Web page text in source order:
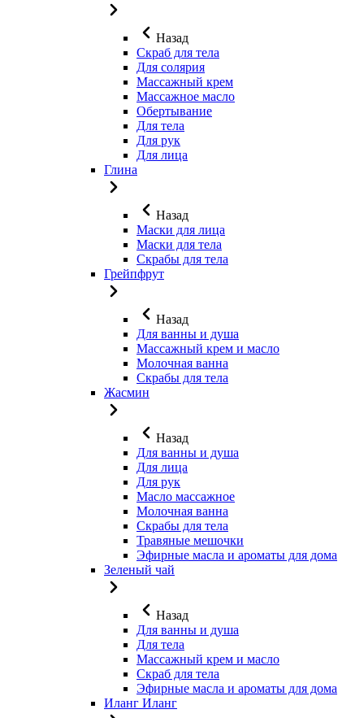
Назад
Скраб для тела
Для солярия
Массажный крем
Массажное масло
Обертывание
Для тела
Для рук
Для лица
Глина
Назад
Маски для лица
Маски для тела
Скрабы для тела
Грейпфрут
Назад
Для ванны и душа
Массажный крем и масло
Молочная ванна
Скрабы для тела
Жасмин
Назад
Для ванны и душа
Для лица
Для рук
Масло массажное
Молочная ванна
Скрабы для тела
Травяные мешочки
Эфирные масла и ароматы для дома
Зеленый чай
Назад
Для ванны и душа
Для тела
Массажный крем и масло
Скраб для тела
Эфирные масла и ароматы для дома
Иланг Иланг